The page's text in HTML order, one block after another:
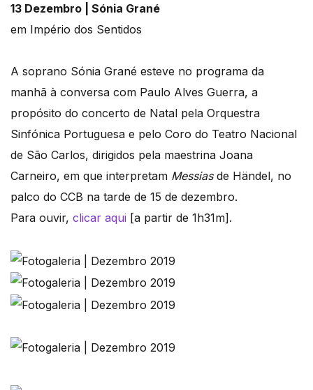
13 Dezembro | Sónia Grané
em Império dos Sentidos
A soprano Sónia Grané esteve no programa da
manhã à conversa com Paulo Alves Guerra, a
propósito do concerto de Natal pela Orquestra
Sinfónica Portuguesa e pelo Coro do Teatro Nacional
de São Carlos, dirigidos pela maestrina Joana
Carneiro, em que interpretam Messias de Händel, no
palco do CCB na tarde de 15 de dezembro.
Para ouvir, clicar aqui [a partir de 1h31m].